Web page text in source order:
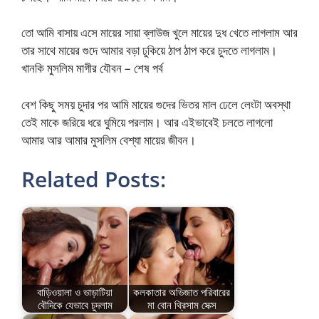
তো আমি বাসায় এসে মায়ের সায়া ব্লাউজ খুলে মায়ের দুধ খেতে লাগলাম আর
তার সাথে মায়ের গুদে আমার বড়া ঢুকিয়ে ঠাপ ঠাপ করে চুদতে লাগলাম।
খানকি মুসলিম মাগীর যৌবন – শেষ পর্ব
বেশ কিছু সময় চুদার পর আমি মায়ের গুদের ভিতর মাল ঢেলে লেংটা অবস্থা
তেই মাকে জরিয়ে ধরে ঘুমিয়ে পরলাম। আর এইভাবেই চলতে লাগলো
আমার আর আমার মুসলিম বেশ্যা মায়ের জীবন।
Related Posts:
বাড়িওয়ালা ও ভাড়াটিয়া
বৌদিকে যেভাবে চুদলাম
কলকাতার অভিজাত পরিবারের
মা বোন থ্রিসাম সেক্স